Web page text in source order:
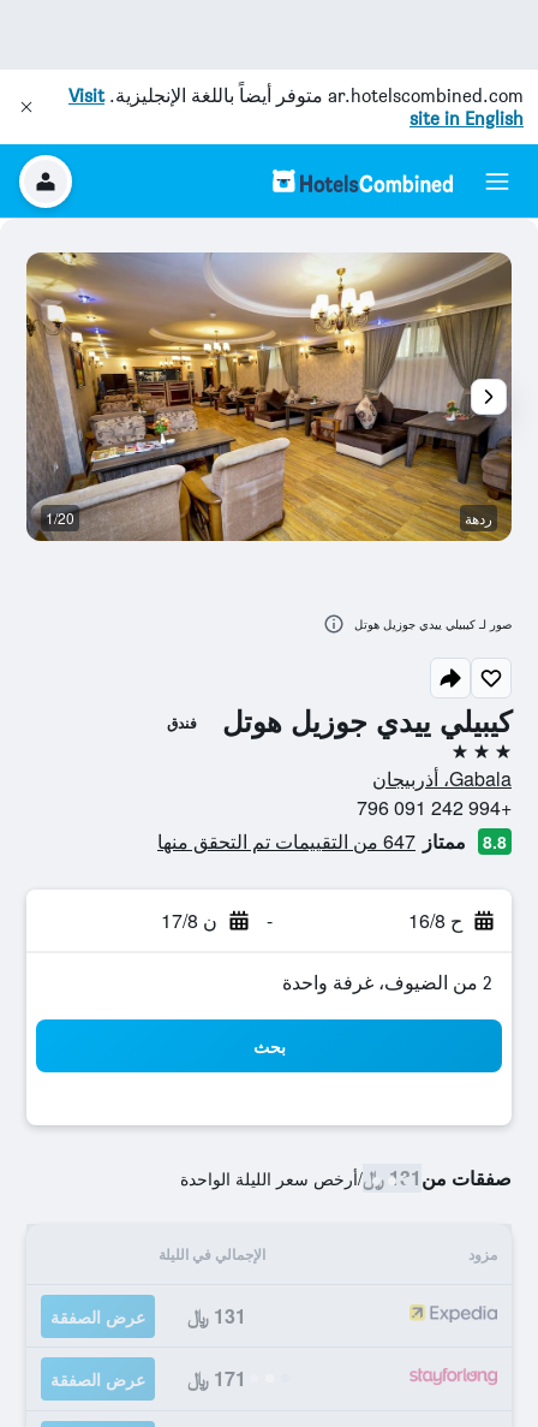
ar.hotelscombined.com متوفر أيضاً باللغة الإنجليزية.Visit
site in English
كيبيلي ييدي جوزيل هوتل فندق
3 نجوم
Gabala، أذربيجان
+994 242 091 796
8.8 ممتاز 647 من التقييمات تم التحقق منها
ح 16/8 - ن 17/8
2 من الضيوف، غرفة واحدة
بحث
صفقات من131 ﷼ /أرخص سعر الليلة الواحدة
مزود الإجمالي في الليلة
131 ﷼ عرض الصفقة
171 ﷼ عرض الصفقة
ردهة 1/20
صور لـ كيبيلي ييدي جوزيل هوتل